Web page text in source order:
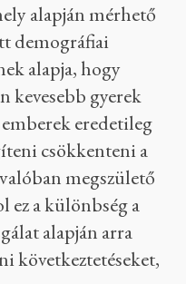
alapján mérhető
demográfiai
alapja, hogy
kevesebb gyerek
eredetileg
csökkenteni a
megszülető
ez a különbség a
alapján arra
következtetéseket,